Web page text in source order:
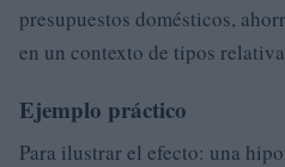
presupuestos domésticos,
en un contexto de tipos
Ejemplo práctico
Para ilustrar el efecto: una